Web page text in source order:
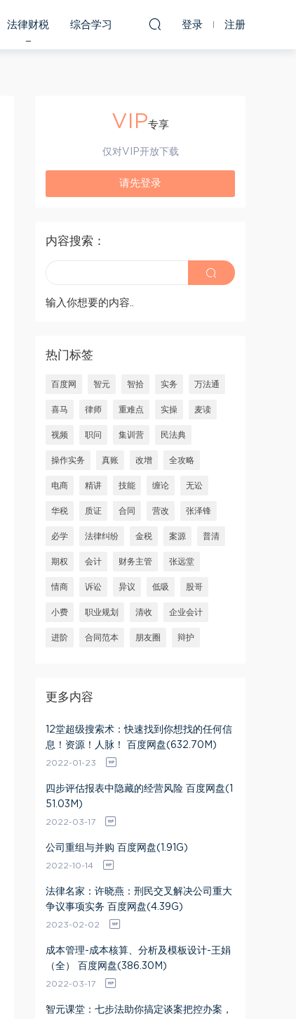
法律财税 综合学习 登录 注册
VIP专享
仅对VIP开放下载
请先登录
内容搜索：
输入你想要的内容..
热门标签
百度网 智元 智拾 实务 万法通
喜马 律师 重难点 实操 麦读
视频 职问 集训营 民法典
操作实务 真账 改增 全攻略
电商 精讲 技能 缠论 无讼
华税 质证 合同 营改 张泽锋
必学 法律纠纷 金税 案源 普清
期权 会计 财务主管 张远堂
情商 诉讼 异议 低吸 股哥
小费 职业规划 清收 企业会计
进阶 合同范本 朋友圈 辩护
更多内容
12堂超级搜索术：快速找到你想找的任何信
息！资源！人脉！ 百度网盘(632.70M)
2022-01-23
四步评估报表中隐藏的经营风险 百度网盘(1
51.03M)
2022-03-17
公司重组与并购 百度网盘(1.91G)
2022-10-14
法律名家：许晓燕：刑民交叉解决公司重大
争议事项实务 百度网盘(4.39G)
2023-02-02
成本管理-成本核算、分析及模板设计-王娟
（全） 百度网盘(386.30M)
2022-03-17
智元课堂：七步法助你搞定谈案把控办案，